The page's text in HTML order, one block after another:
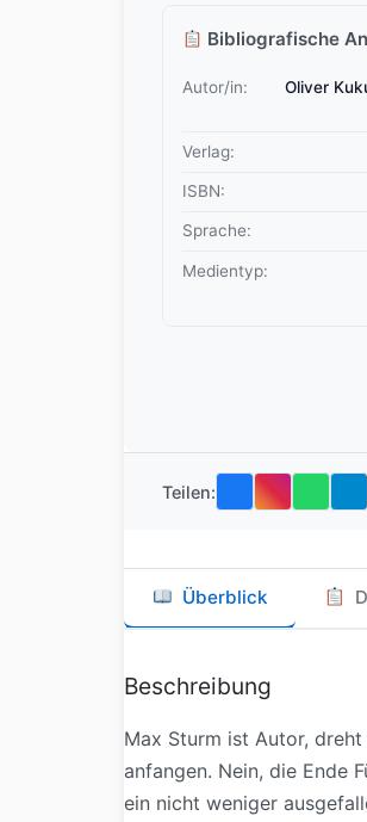
Bibliografische
Autor/in:
Oliver
Verlag:
ISBN:
Sprache:
Medientyp:
Teilen:
Überblick
Beschreibung
Max Sturm ist Autor,
anfangen. Nein, die Ende
ein nicht weniger